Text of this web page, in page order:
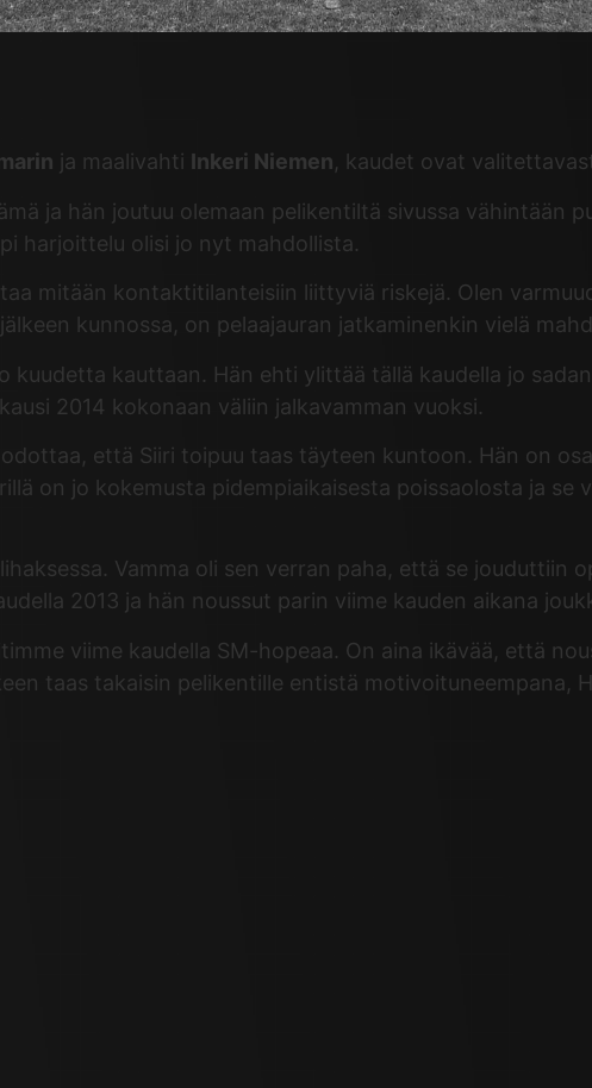
ja maalivahti Inkeri Niemen, kaudet ovat
ja hän joutuu olemaan pelikentiltä sivussa vähintään
harjoittelu olisi jo nyt mahdollista.
mitään kontaktitilanteisiin liittyviä riskejä. Olen
kunnossa, on pelaajauran jatkaminenkin vielä
kuudetta kauttaan. Hän ehti ylittää tällä kaudella jo
2014 kokonaan väliin jalkavamman vuoksi.
että Siiri toipuu taas täyteen kuntoon. Hän on
on jo kokemusta pidempiaikaisesta poissaolosta ja
Vamma oli sen verran paha, että se jouduttiin
2013 ja hän noussut parin viime kauden aikana
viime kaudella SM-hopeaa. On aina ikävää, että
taas takaisin pelikentille entistä motivoituneempana,